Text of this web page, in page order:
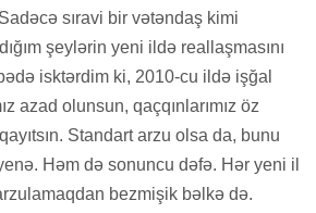
sıravi bir vətəndaş kimi
şeylərin yeni ildə reallaşmasını
isktərdim ki, 2010-cu ildə işğal
azad olunsun, qaçqınlarımız öz
Standart arzu olsa da, bunu
Həm də sonuncu dəfə. Hər yeni il
bezmişik bəlkə də.